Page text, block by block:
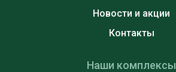
Новости и акции
Контакты
Наши комплексы